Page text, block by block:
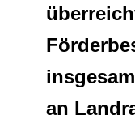
Netzwerke
an